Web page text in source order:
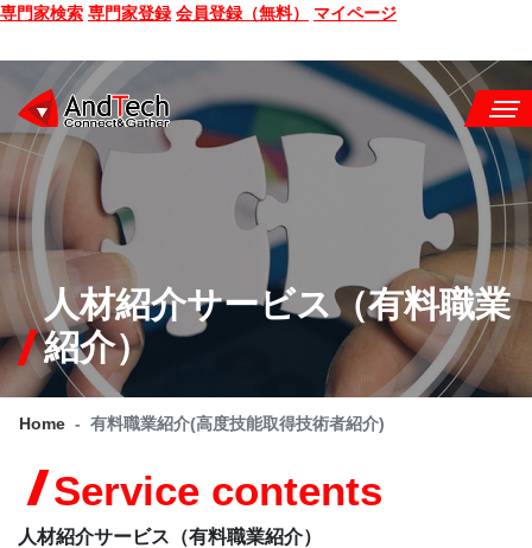
専門家検索 専門家登録 会員登録（無料） マイページ
SEMINAR
BOOK
CONSULTING
SERVICE
COMPANY
Q&A
SITE MAP
人材紹介サービス（有料職業
紹介）
Home 有料職業紹介(高度技能取得技術者紹介)
Service contents
人材紹介サービス（有料職業紹介）